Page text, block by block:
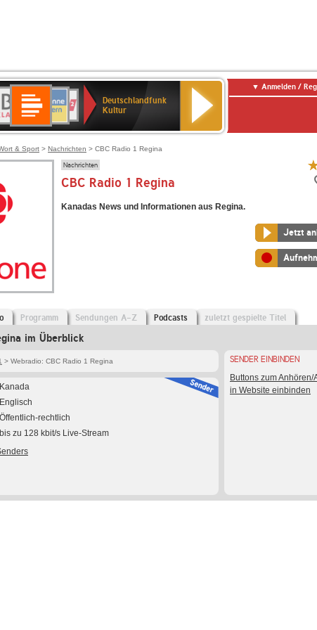
Deutschlandfunk
80er
90er
OLDIE
ANTENNE
SWR3
BR-
KLASSIK
Deutschlandfunk
Kultur
ANTENNE
BAYERN
SWR
Kultur
NDR
2
Deutschlandfunk
Kultur
Anmelden /
& Sport > Nachrichten > CBC Radio 1 Regina
Nachrichten
CBC Radio 1 Regina
Kanadas News und Informationen aus Regina.
Jetzt
Programm Sendungen A-Z Podcasts zuletzt gespielte Titel
im Überblick
> Webradio: CBC Radio 1 Regina
Kanada
Englisch
Öffentlich-rechtlich
bis zu 128 kbit/s Live-Stream
SENDER EINBINDEN
Buttons zum Anhören/
in Website einbinden